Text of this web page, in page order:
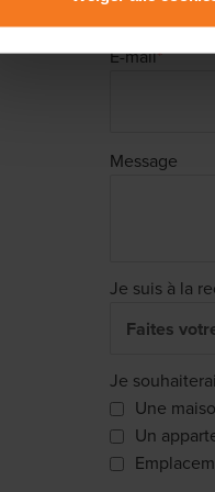
E-mail*
Message
Je suis à la
Je
Une
Un